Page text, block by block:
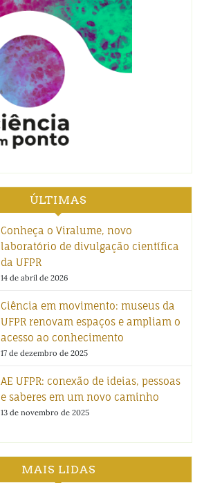
ÚLTIMAS
Conheça o Viralume, novo
laboratório de divulgação científica
da UFPR
14 de abril de 2026
Ciência em movimento: museus da
UFPR renovam espaços e ampliam o
acesso ao conhecimento
17 de dezembro de 2025
AE UFPR: conexão de ideias, pessoas
e saberes em um novo caminho
13 de novembro de 2025
MAIS LIDAS